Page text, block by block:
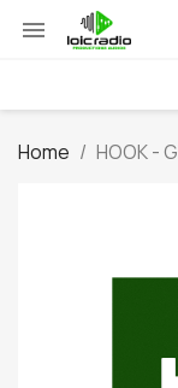

Home HOOK -